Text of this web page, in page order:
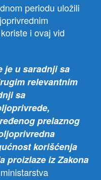
periodu uložili
i ovaj vid
je u saradnji sa
relevantnim
sa
prelaznog
korišćenja
proizlaze iz Zakona